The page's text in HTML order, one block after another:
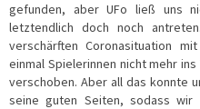
gefunden, aber UFo ließ uns
letztendlich doch noch
verschärften Coronasituation
einmal Spielerinnen nicht mehr
verschoben. Aber all das konnte
seine guten Seiten, sodass wir